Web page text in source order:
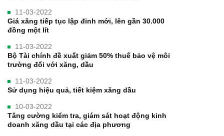
11-03-2022
Giá xăng tiếp tục lập đỉnh mới, lên gần 30.000
đồng một lít
11-03-2022
Bộ Tài chính đề xuất giảm 50% thuế bảo vệ môi
trường đối với xăng, dầu
11-03-2022
Sử dụng hiệu quả, tiết kiệm xăng dầu
10-03-2022
Tăng cường kiểm tra, giám sát hoạt động kinh
doanh xăng dầu tại các địa phương